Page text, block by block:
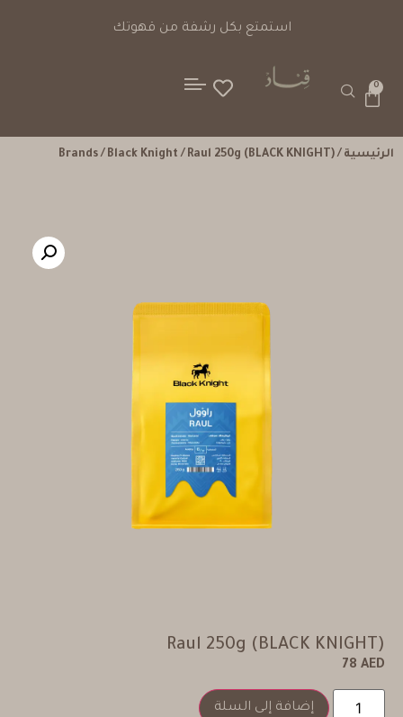
استمتع بكل رشفة من قهوتك
0
الرئيسية /
Brands/ Black Knight / Raul 250g (BLACK KNIGHT)
Raul 250g (BLACK KNIGHT)
78 AED
إضافة إلى السلة